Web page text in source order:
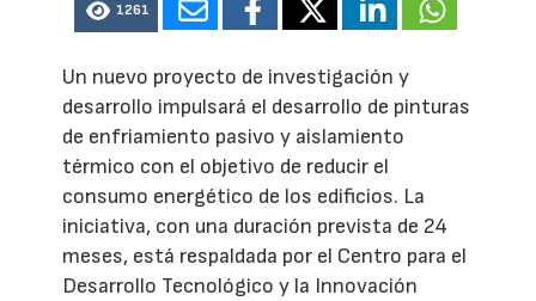
1261
Un nuevo proyecto de investigación y
desarrollo impulsará el desarrollo de pinturas
de enfriamiento pasivo y aislamiento
térmico con el objetivo de reducir el
consumo energético de los edificios. La
iniciativa, con una duración prevista de 24
meses, está respaldada por el Centro para el
Desarrollo Tecnológico y la Innovación